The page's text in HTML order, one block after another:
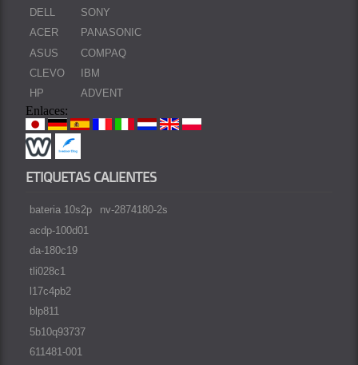
DELL
ACER
ASUS
CLEVO
HP
SONY
PANASONIC
COMPAQ
IBM
ADVENT
Enlaces:
ETIQUETAS CALIENTES
bateria 10s2p
acdp-100d01
da-180c19
tli028c1
l17c4pb2
blp811
5b10q93737
611481-001
nv-2874180-2s